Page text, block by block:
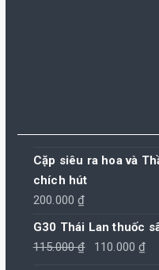
Cặp siêu ra hoa và
chích hút
200.000₫
G30 Thái Lan thuốc
115.000₫
Giá
110.000₫